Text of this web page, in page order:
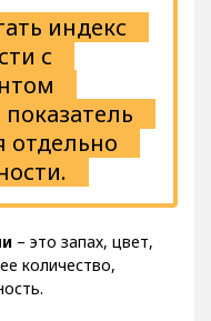
индекс
с
отдельно
– это запах, цвет,
количество,